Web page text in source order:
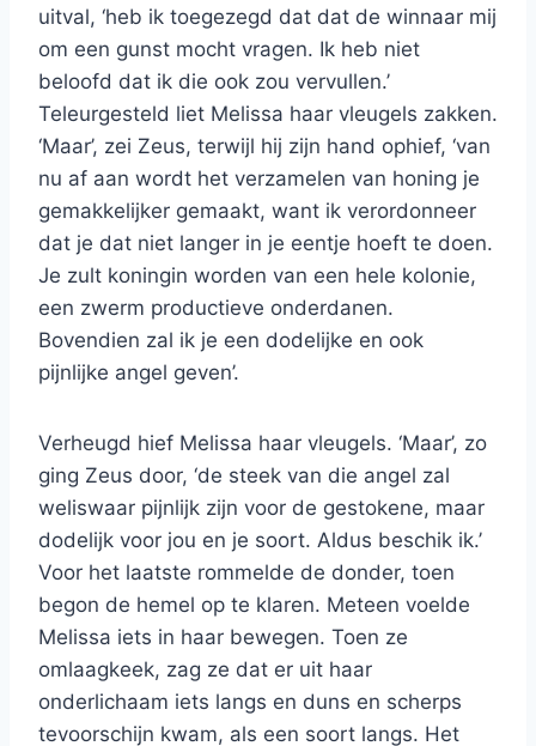
uitval, ‘heb ik toegezegd dat dat de winnaar mij
om een gunst mocht vragen. Ik heb niet
beloofd dat ik die ook zou vervullen.’
Teleurgesteld liet Melissa haar vleugels zakken.
‘Maar’, zei Zeus, terwijl hij zijn hand ophief, ‘van
nu af aan wordt het verzamelen van honing je
gemakkelijker gemaakt, want ik verordonneer
dat je dat niet langer in je eentje hoeft te doen.
Je zult koningin worden van een hele kolonie,
een zwerm productieve onderdanen.
Bovendien zal ik je een dodelijke en ook
pijnlijke angel geven’.
Verheugd hief Melissa haar vleugels. ‘Maar’, zo
ging Zeus door, ‘de steek van die angel zal
weliswaar pijnlijk zijn voor de gestokene, maar
dodelijk voor jou en je soort. Aldus beschik ik.’
Voor het laatste rommelde de donder, toen
begon de hemel op te klaren. Meteen voelde
Melissa iets in haar bewegen. Toen ze
omlaagkeek, zag ze dat er uit haar
onderlichaam iets langs en duns en scherps
tevoorschijn kwam, als een soort langs. Het